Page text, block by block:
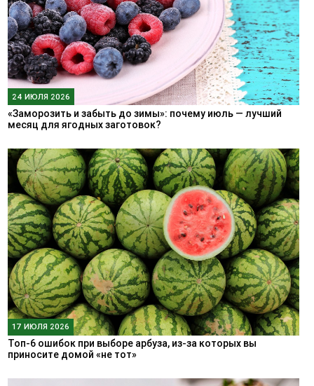
24 ИЮЛЯ 2026
«Заморозить и забыть до зимы»: почему июль — лучший
месяц для ягодных заготовок?
17 ИЮЛЯ 2026
Топ-6 ошибок при выборе арбуза, из-за которых вы
приносите домой «не тот»